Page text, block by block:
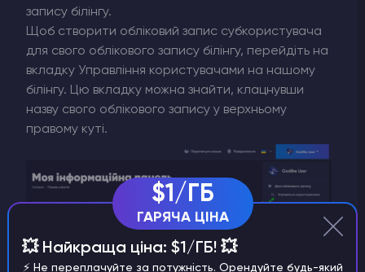
запису білінгу.
Щоб створити обліковий запис субкористувача
для свого облікового запису білінгу, перейдіть на
вкладку Управління користувачами на нашому
білінгу. Цю вкладку можна знайти, клацнувши
назву свого облікового запису у верхньому
правому куті.
$1/ГБ
ГАРЯЧА ЦІНА
💥 Найкраща ціна: $1/ГБ! 💥
⚡️ Не переплачуйте за потужність. Орендуйте будь-який